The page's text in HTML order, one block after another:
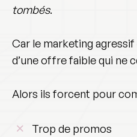
tombés.
Car le marketing
d’une offre faible qui ne
Alors ils forcent pour
Trop de promos